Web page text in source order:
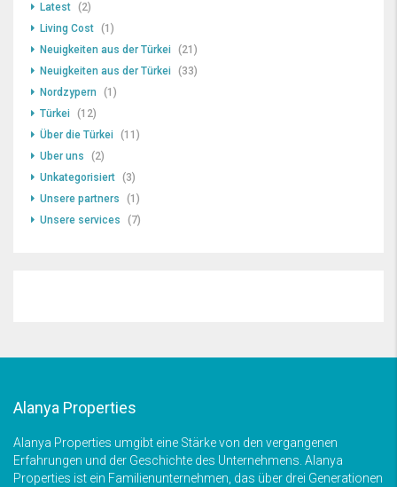
Latest (2)
Living Cost (1)
Neuigkeiten aus der Türkei
(21)
Neuigkeiten aus der Türkei
(33)
Nordzypern
(1)
Türkei
(12)
Über die Türkei
(11)
Uber uns
(2)
Unkategorisiert (3)
Unsere partners
(1)
Unsere services
(7)
Alanya Properties
Alanya Properties umgibt eine Stärke von den vergangenen
Erfahrungen und der Geschichte des Unternehmens. Alanya
Properties ist ein Familienunternehmen, das über drei Generationen